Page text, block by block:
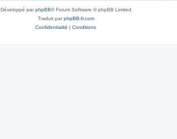
Développé parphpBB® Forum Software © phpBB Limited
Traduit parphpBB-fr.com
Confidentialité | Conditions